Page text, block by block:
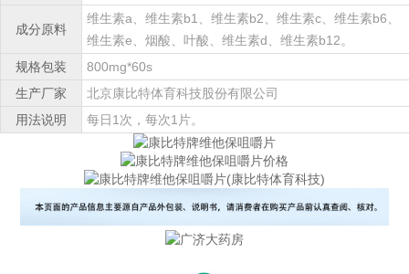
成分原料
维生素a、维生素b1、维生素b2、维生素c、维生素b6、
维生素e、烟酸、叶酸、维生素d、维生素b12。
规格包装
800mg*60s
生产厂家
北京康比特体育科技股份有限公司
用法说明
每日1次，每次1片。